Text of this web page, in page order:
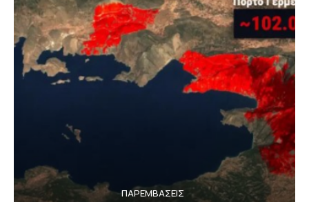
ΠΑΡΕΜΒΑΣΕΙΣ